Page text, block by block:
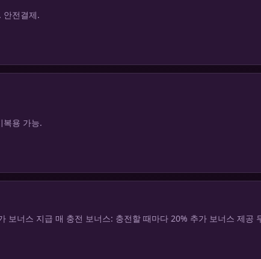
안전결제.
복용 가능.
보너스 지급 매 충전 보너스: 충전할 때마다 20% 추가 보너스 제공